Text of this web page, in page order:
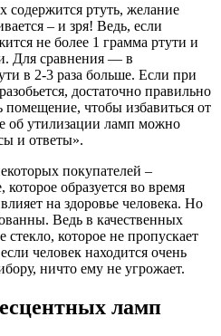
содержится ртуть, желание
– и зря! Ведь, если
не более 1 грамма ртути и
Для сравнения — в
в 2-3 раза больше. Если при
достаточно правильно
помещение, чтобы избавиться от
об утилизации ламп можно
и ответы».
покупателей –
которое образуется во время
на здоровье человека. Но
Ведь в качественных
стекло, которое не пропускает
человек находится очень
ничто ему не угрожает.
ламп